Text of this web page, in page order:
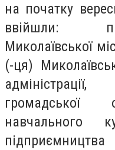
на початку
ввійшли:
Миколаївської
(-ця)
громадської
навчального